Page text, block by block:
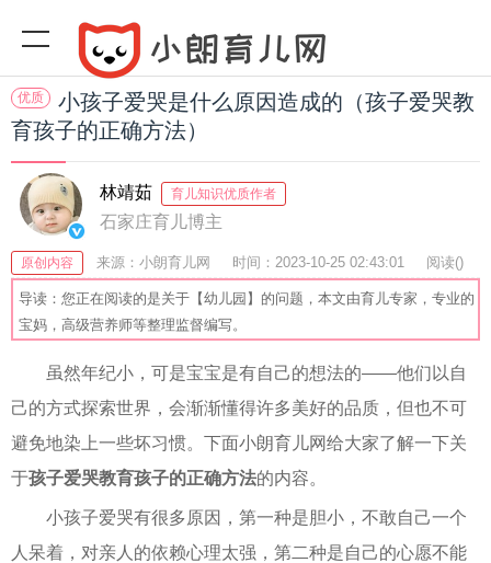
优质
小孩子爱哭是什么原因造成的（孩子爱哭教
育孩子的正确方法）
林靖茹 育儿知识优质作者
石家庄育儿博主
原创内容 来源：小朗育儿网 时间：2023-10-25 02:43:01 阅读()
收藏：58 分享：51 爆
导读：您正在阅读的是关于【幼儿园】的问题，本文由育儿专家，专业的
宝妈，高级营养师等整理监督编写。
虽然年纪小，可是宝宝是有自己的想法的——他们以自
己的方式探索世界，会渐渐懂得许多美好的品质，但也不可
避免地染上一些坏习惯。下面小朗育儿网给大家了解一下关
于孩子爱哭教育孩子的正确方法的内容。
小孩子爱哭有很多原因，第一种是胆小，不敢自己一个
人呆着，对亲人的依赖心理太强，第二种是自己的心愿不能